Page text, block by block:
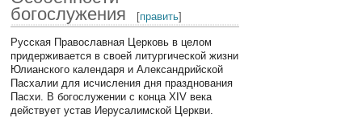
богослужения
[править]
Русская Православная Церковь в целом
придерживается в своей литургической жизни
Юлианского календаря и Александрийской
Пасхалии для исчисления дня празднования
Пасхи. В богослужении с конца XIV века
действует устав Иерусалимской Церкви.